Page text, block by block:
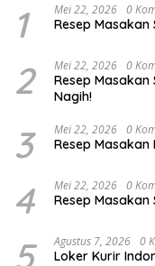
1 Mei 22, 2026 0
Resep Masakan
2 Mei 22, 2026 0
Resep Masakan
Nagih!
3 Mei 22, 2026 0
Resep Masakan
4 Mei 22, 2026 0
Resep Masakan
5 Agustus 7, 2026 0
Loker Kurir